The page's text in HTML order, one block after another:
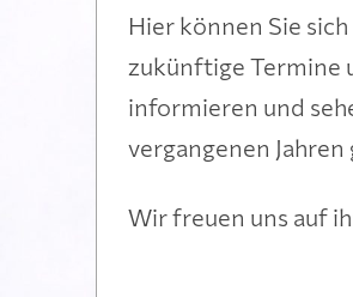
Hier können Sie
zukünftige Termine
informieren und
vergangenen
Wir freuen uns auf